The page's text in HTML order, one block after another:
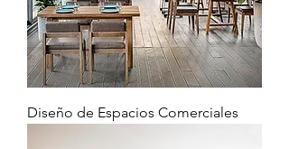
Diseño de Espacios Comerciales